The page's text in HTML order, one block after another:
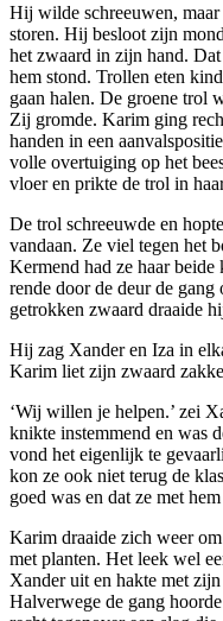
Hij wilde schreeuwen,
storen. Hij besloot zijn
het zwaard in zijn hand.
hem stond. Trollen eten
gaan halen. De groene trol
Zij gromde. Karim ging
handen in een
volle overtuiging op het
vloer en prikte de trol in
De trol schreeuwde en
vandaan. Ze viel tegen het
Kermend had ze haar
rende door de deur de
getrokken zwaard draaide
Hij zag Xander en Iza in
Karim liet zijn zwaard
‘Wij willen je helpen.’ zei
knikte instemmend en was
vond het eigenlijk te
kon ze ook niet terug de
goed was en dat ze met
Karim draaide zich weer
met planten. Het leek wel
Xander uit en hakte met
Halverwege de gang